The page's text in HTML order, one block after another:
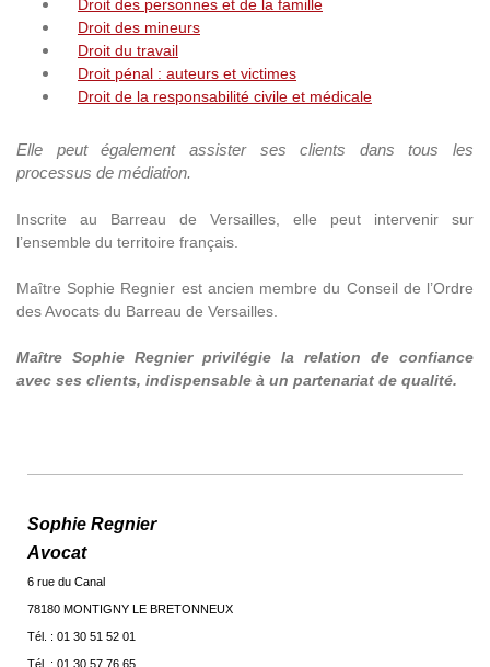
Droit des personnes et de la famille
Droit des mineurs
Droit du travail
Droit pénal : auteurs et victimes
Droit de la responsabilité civile et médicale
Elle peut également assister ses clients dans tous les
processus de médiation.
Inscrite au Barreau de Versailles, elle peut intervenir sur
l’ensemble du territoire français.
Maître Sophie Regnier est ancien membre du Conseil de l’Ordre
des Avocats du Barreau de Versailles.
Maître Sophie Regnier privilégie la relation de confiance
avec ses clients, indispensable à un partenariat de qualité.
Sophie Regnier
Avocat
6 rue du Canal
78180 MONTIGNY LE BRETONNEUX
Tél. : 01 30 51 52 01
Tél. : 01 30 57 76 65